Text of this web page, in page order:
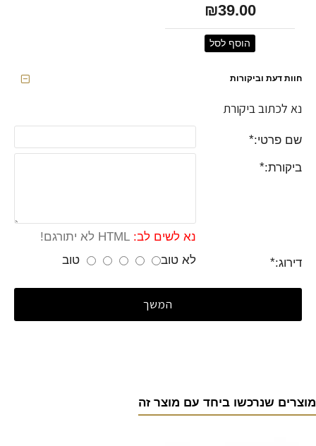
₪39.00
הוסף לסל
חוות דעת וביקורות
נא לכתוב ביקורת
שם פרטי:
ביקורת:
נא לשים לב:
דירוג:
לא טוב טוב
המשך
מוצרים שנרכשו ביחד עם מוצר זה